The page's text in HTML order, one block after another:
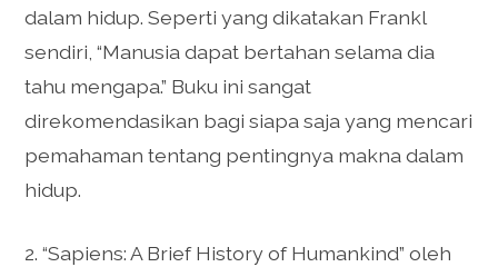
dalam hidup. Seperti yang dikatakan Frankl
sendiri, “Manusia dapat bertahan selama dia
tahu mengapa.” Buku ini sangat
direkomendasikan bagi siapa saja yang mencari
pemahaman tentang pentingnya makna dalam
hidup.
2. “Sapiens: A Brief History of Humankind” oleh